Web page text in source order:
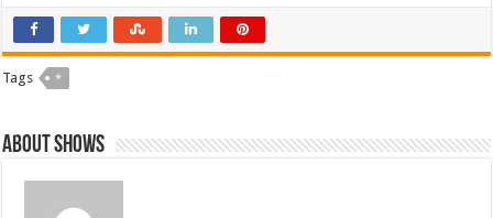
Tags *
About shows